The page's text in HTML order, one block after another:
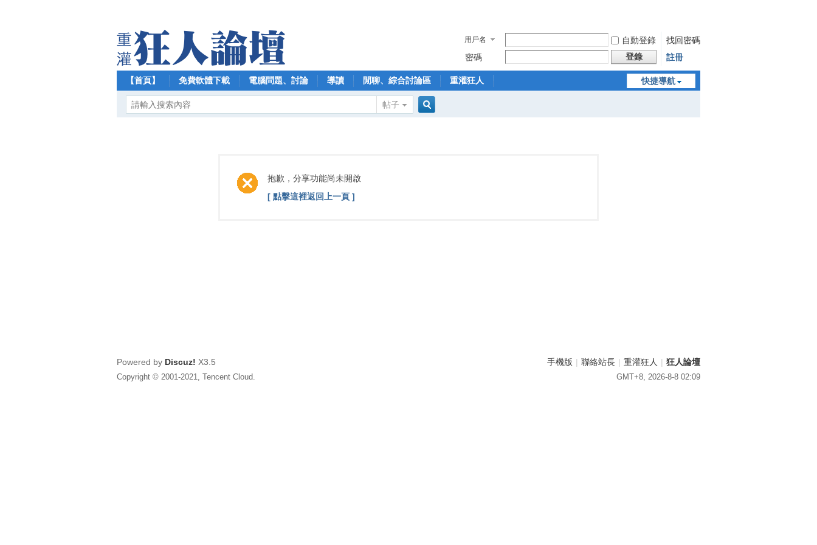
用戶名 自動登錄
找回密碼
密碼
登錄 註冊
快捷導航
【首頁】 免費軟體下載 電腦問題、討論 導讀 閒聊、綜合討論區 重灌狂人
帖子
抱歉，分享功能尚未開啟
[ 點擊這裡返回上一頁 ]
手機版 | 聯絡站長 | 重灌狂人 | 狂人論壇
GMT+8, 2026-8-8 02:09
Powered by Discuz! X3.5
Copyright © 2001-2021, Tencent Cloud.